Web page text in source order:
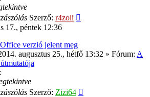
Szerző: r4zoli
17., péntek 12:36
verzió jelent meg
augusztus 25., hétfő 13:32 » Fórum: A
Szerző: Zizi64